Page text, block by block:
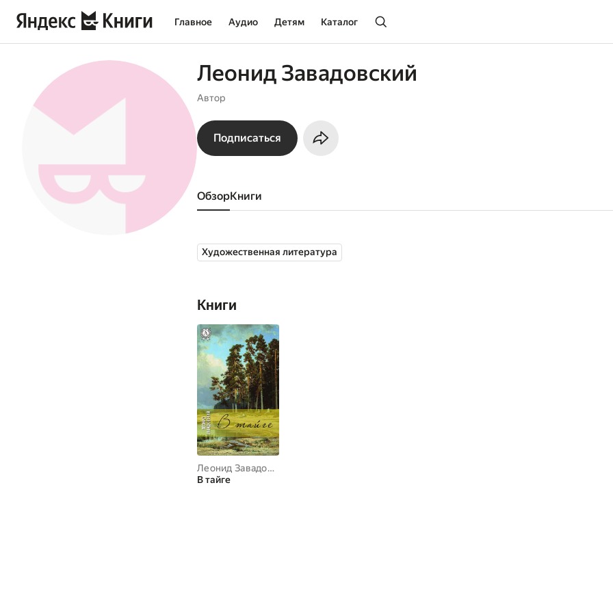
Главное Аудио Детям Каталог
Леонид Завадовский
Автор
Подписаться
Обзор книги
Художественная литература
Книги
Леонид Завадовский
В тайге